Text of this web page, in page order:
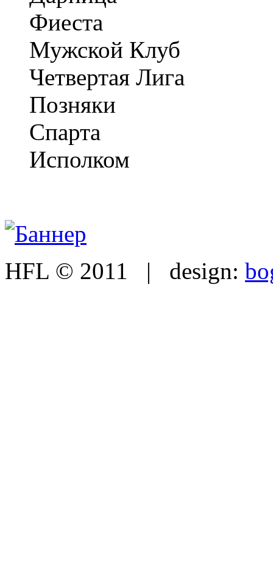
Фиеста
Мужской Клуб
Четвертая Лига
Позняки
Спарта
Исполком
HFL © 2011 | design: